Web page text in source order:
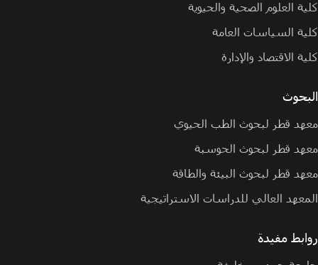
كلية العلوم الصحية والحيوية
كلية السياسات العامة
كلية الاقتصاد والإدارة
البحوث
معهد قطر لبحوث الطب الحيوي
معهد قطر لبحوث الحوسبة
معهد قطر لبحوث البيئة والطاقة
المعهد العالي للدراسات الاستراتيجية
روابط مفيدة